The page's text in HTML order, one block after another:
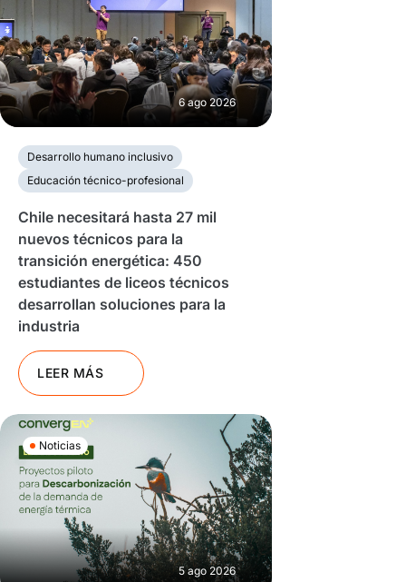
6 ago 2026
Desarrollo humano inclusivo
Educación técnico-profesional
Chile necesitará hasta 27 mil
nuevos técnicos para la
transición energética: 450
estudiantes de liceos técnicos
desarrollan soluciones para la
industria
LEER MÁS
Noticias
5 ago 2026